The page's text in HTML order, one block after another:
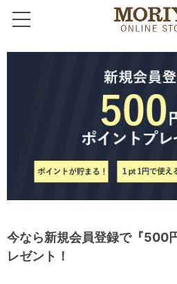
今なら新規会員登録で『500
レゼント！